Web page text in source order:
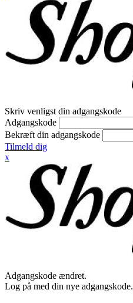
Skriv venligst din adgangskode
Adgangskode
Bekræft din adgangskode
Tilmeld dig
x
Adgangskode ændret.
Log på med din nye adgangskode.